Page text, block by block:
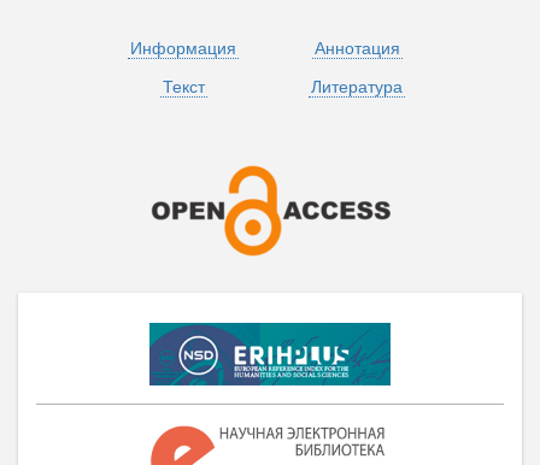
Информация
Аннотация
Текст
Литература